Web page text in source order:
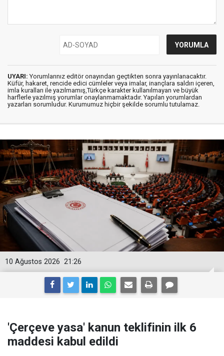
UYARI: Yorumlarınız editör onayından geçtikten sonra yayınlanacaktır.
Küfür, hakaret, rencide edici cümleler veya imalar, inançlara saldırı içeren,
imla kuralları ile yazılmamış,Türkçe karakter kullanılmayan ve büyük
harflerle yazılmış yorumlar onaylanmamaktadır. Yapılan yorumlardan
yazarları sorumludur. Kurumumuz hiçbir şekilde sorumlu tutulamaz.
21:26
10 Ağustos 2026
'Çerçeve yasa' kanun teklifinin ilk 6
maddesi kabul edildi